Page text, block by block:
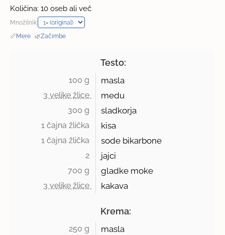
Količina: 10 oseb ali več
Množilnik:
📏Mere · 🌿Začimbe
Testo:
100 g masla
3 velike žlice medu
300 g sladkorja
1 čajna žlička kisa
1 čajna žlička sode bikarbone
2 jajci
700 g gladke moke
3 velike žlice kakava
Krema:
250 g masla